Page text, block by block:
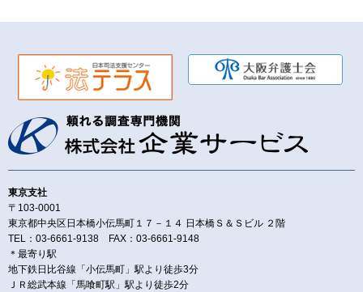
東京支社
〒103-0001
東京都中央区日本橋小伝馬町１７－１４ 日本橋Ｓ＆Ｓビル ２階
TEL：03-6661-9138 FAX：03-6661-9148
＊最寄り駅
地下鉄日比谷線「小伝馬町」駅より徒歩3分
ＪＲ総武本線「馬喰町駅」駅より徒歩2分